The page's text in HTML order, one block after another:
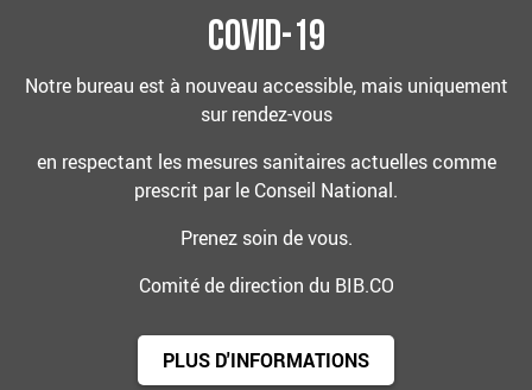
Covid-19
Notre bureau est à nouveau accessible, mais uniquement
sur rendez-vous
en respectant les mesures sanitaires actuelles comme
prescrit par le Conseil National.
Prenez soin de vous.
Comité de direction du BIB.CO
PLUS D'INFORMATIONS